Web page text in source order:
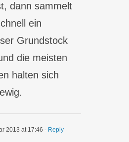
dann sammelt
ein
Grundstock
die meisten
halten sich
2013 at 17:46 - Reply